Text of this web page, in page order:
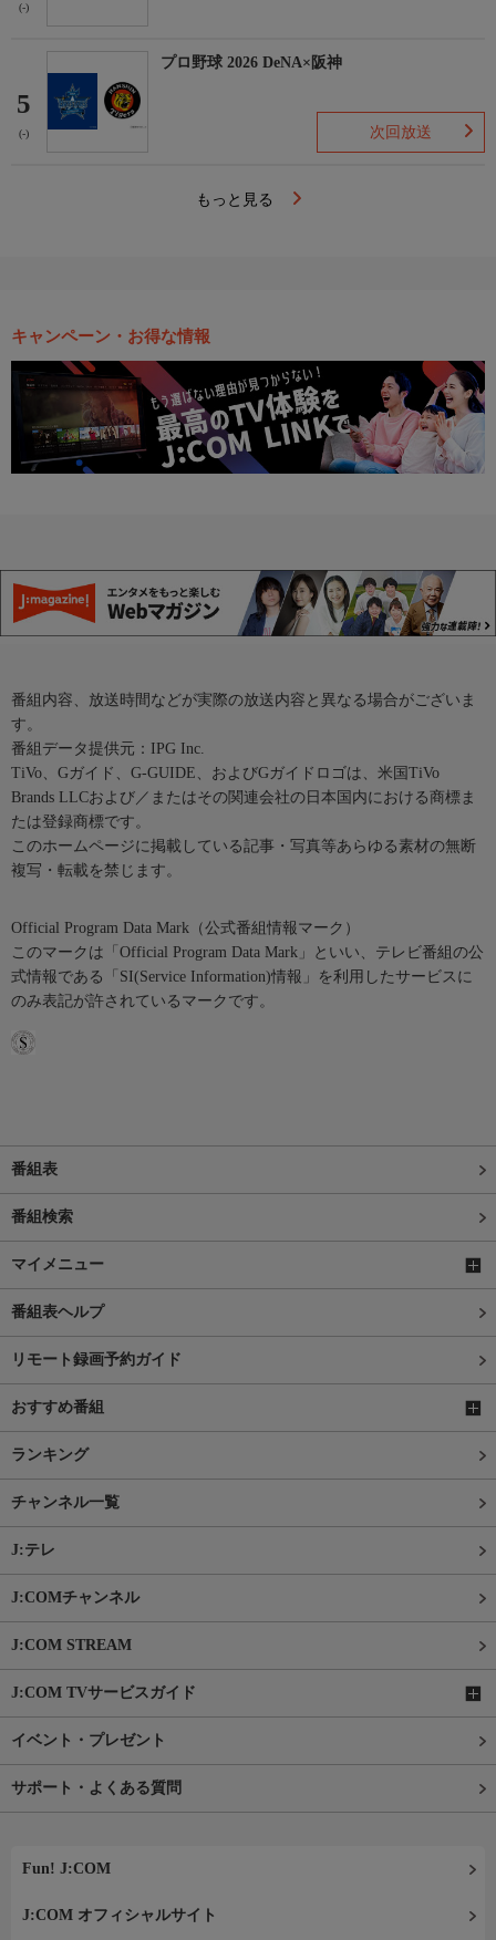
(-)
5
(-)
プロ野球 2026 DeNA×阪神
次回放送
もっと見る
キャンペーン・お得な情報
番組内容、放送時間などが実際の放送内容と異なる場合がございま
す。
番組データ提供元：IPG Inc.
TiVo、Gガイド、G-GUIDE、およびGガイドロゴは、米国TiVo
Brands LLCおよび／またはその関連会社の日本国内における商標ま
たは登録商標です。
このホームページに掲載している記事・写真等あらゆる素材の無断
複写・転載を禁じます。
Official Program Data Mark（公式番組情報マーク）
このマークは「Official Program Data Mark」といい、テレビ番組の公
式情報である「SI(Service Information)情報」を利用したサービスに
のみ表記が許されているマークです。
番組表
番組検索
マイメニュー
番組表ヘルプ
リモート録画予約ガイド
おすすめ番組
ランキング
チャンネル一覧
J:テレ
J:COMチャンネル
J:COM STREAM
J:COM TVサービスガイド
イベント・プレゼント
サポート・よくある質問
Fun! J:COM
J:COM オフィシャルサイト